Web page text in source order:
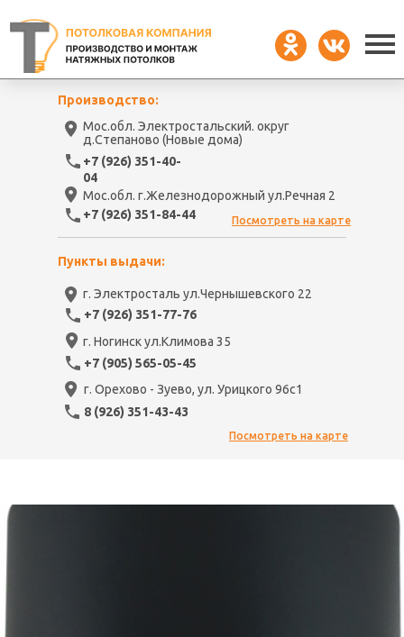
г. Ногинск ул.Климова 35
+7 (905) 565-05-45
г. Орехово - Зуево, ул. Урицкого 96с1
8 (926) 351-43-43
Мос.обл. Электростальский. округ
д.Степаново (Новые дома)
г. Электросталь ул.Чернышевского 22
Мос.обл. г.Железнодорожный ул.Речная 2
Производство:
Пункты выдачи:
+7 (926) 351-40-
04
+7 (926) 351-84-44
+7 (926) 351-77-76
Посмотреть на карте
Посмотреть на карте